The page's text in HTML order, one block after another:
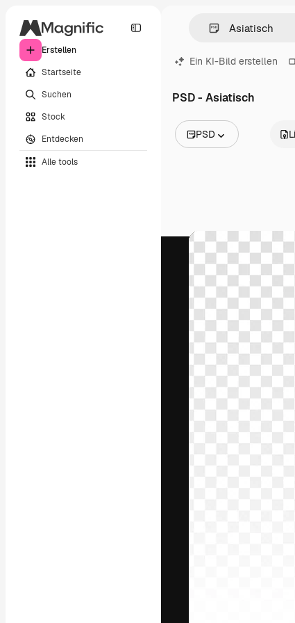
Erstellen
Startseite
Suchen
Stock
Entdecken
Alle tools
Ein KI-Bild erstellen
PSD - Asiatisch
PSD
Videos
Icons
3D-Modelle
Schriftarten
Die
Arbeit zu
Agenturen
Deutsch